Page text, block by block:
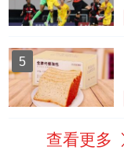
5
查看更多